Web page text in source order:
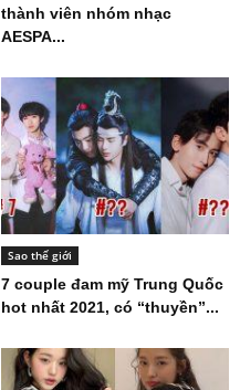
thành viên nhóm nhạc
AESPA...
Sao thế giới
7 couple đam mỹ Trung Quốc
hot nhất 2021, có “thuyền”...